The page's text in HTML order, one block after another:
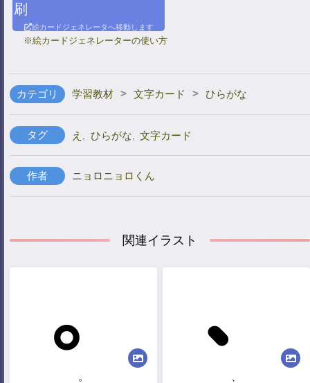
刷
絵カードジェネレータへ移動します
※絵カードジェネレーターの使い方
カテゴリ 学習教材 > 文字カード > ひらがな
タグ え , ひらがな, 文字カード
作者 ニョロニョロくん
関連イラスト
。